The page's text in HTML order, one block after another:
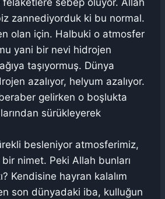
felaketlere sebep oluyor. Allah
zannediyorduk ki bu normal.
olan için. Halbuki o atmosfer
yani bir nevi hidrojen
taşıyormuş. Dünya
azalıyor, helyum azalıyor.
gelirken o boşlukta
sürükleyerek
besleniyor atmosferimiz,
nimet. Peki Allah bunları
Kendisine hayran kalalım
son dünyadaki iba, kulluğun